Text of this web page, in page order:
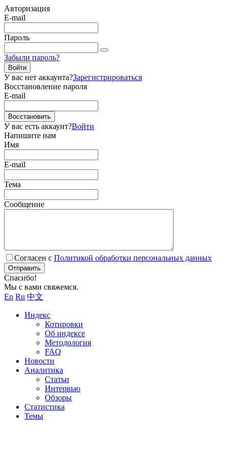
Авторизация
E-mail
Пароль
Забыли пароль?
Войти
У вас нет аккаунта?Зарегистрироваться
Восстановление пароля
E-mail
Восстановить
У вас есть аккаунт?Войти
Напишите нам
Имя
E-mail
Тема
Сообщение
Согласен с Политикой обработки персональных данных
Отправить
Спасибо!
Мы с вами свяжемся.
En Ru 中文
Индекс
Котировки
Об индексе
Методология
FAQ
Новости
Аналитика
Статьи
Интервью
Обзоры
Статистика
Темы